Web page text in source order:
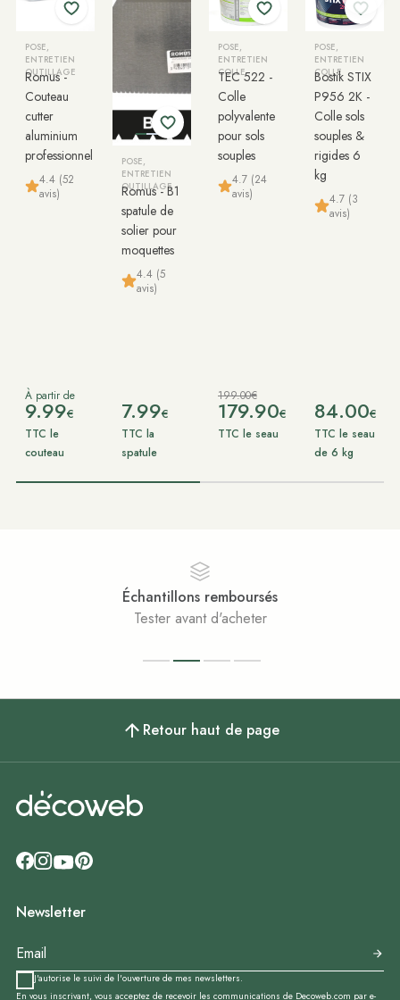
POSE,
ENTRETIEN
OUTILLAGE
Romus -
Couteau
cutter
aluminium
professionnel
4.4 (52
avis)
À partir de
9.99€
TTC le
couteau
POSE,
ENTRETIEN
OUTILLAGE
Romus - B1
spatule de
solier pour
moquettes
4.4 (5
avis)
7.99€
TTC la
spatule
POSE,
ENTRETIEN
COLLE
TEC 522 -
Colle
polyvalente
pour sols
souples
4.7 (24
avis)
199.00€
179.90€
TTC le seau
POSE,
ENTRETIEN
COLLE
Bostik STIX
P956 2K -
Colle sols
souples &
rigides 6
kg
4.7 (3
avis)
84.00€
TTC le seau
de 6 kg
Échantillons remboursés
Tester avant d'acheter
Retour haut de page
Newsletter
J'autorise le suivi de l'ouverture de mes newsletters.
En vous inscrivant, vous acceptez de recevoir les communications de Decoweb.com par e-